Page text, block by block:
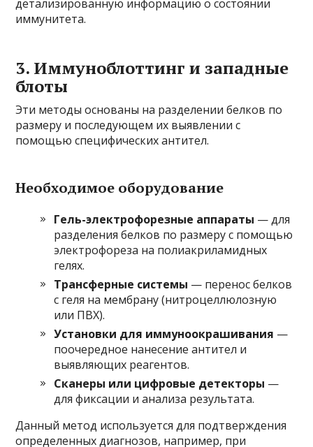
детализированную информацию о состоянии
иммунитета.
3. Иммуноблоттинг и западные
блоты
Эти методы основаны на разделении белков по
размеру и последующем их выявлении с
помощью специфических антител.
Необходимое оборудование
Гель-электрофорезные аппараты — для
разделения белков по размеру с помощью
электрофореза на полиакриламидных
гелях.
Трансферные системы — перенос белков
с геля на мембрану (нитроцеллюлозную
или ПВХ).
Установки для иммуноокрашивания —
поочередное нанесение антител и
выявляющих реагентов.
Сканеры или цифровые детекторы —
для фиксации и анализа результата.
Данный метод используется для подтверждения
определенных диагнозов, например, при